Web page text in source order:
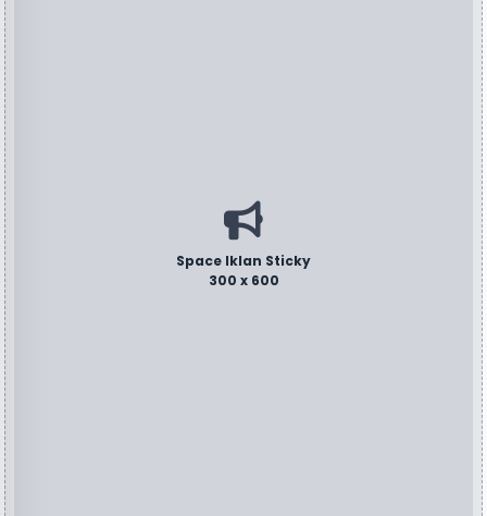
Space Iklan Sticky
300 x 600